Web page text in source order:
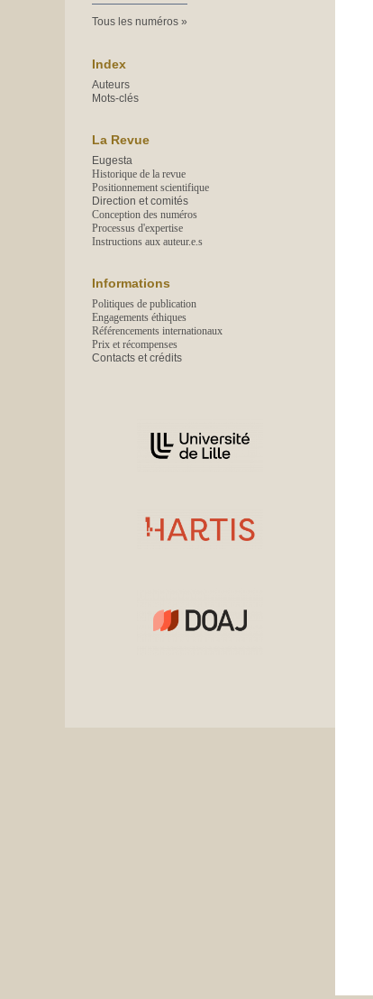
Tous les numéros
Index
Auteurs
Mots-clés
La Revue
Eugesta
Historique de la revue
Positionnement scientifique
Direction et comités
Conception des numéros
Processus d'expertise
Instructions aux auteur.e.s
Informations
Politiques de publication
Engagements éthiques
Référencements internationaux
Prix et récompenses
Contacts et crédits